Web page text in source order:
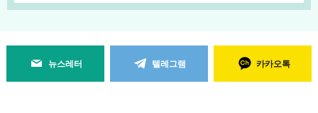
뉴스레터 텔레그램 카카오톡